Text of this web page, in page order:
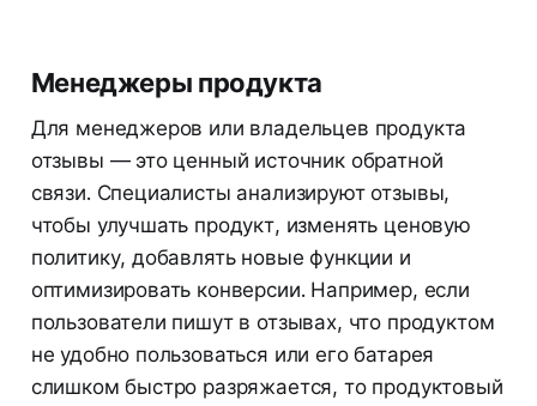
Менеджеры продукта
Для менеджеров или владельцев продукта
отзывы — это ценный источник обратной
связи. Специалисты анализируют отзывы,
чтобы улучшать продукт, изменять ценовую
политику, добавлять новые функции и
оптимизировать конверсии. Например, если
пользователи пишут в отзывах, что продуктом
не удобно пользоваться или его батарея
слишком быстро разряжается, то продуктовый